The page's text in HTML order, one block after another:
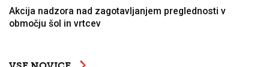
Akcija nadzora nad zagotavljanjem preglednosti v
območju šol in vrtcev